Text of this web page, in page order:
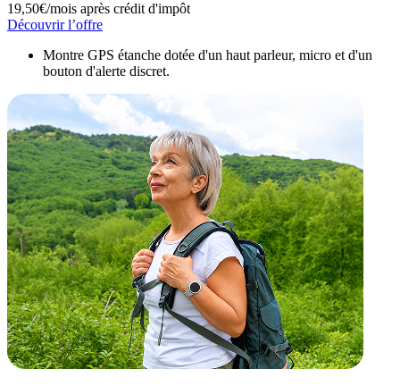
19,50€/mois après crédit d'impôt
Découvrir l’offre
Montre GPS étanche dotée d'un haut parleur, micro et d'un
bouton d'alerte discret.